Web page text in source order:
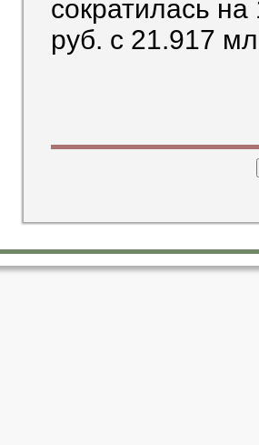
сократилась
руб. с 21.917